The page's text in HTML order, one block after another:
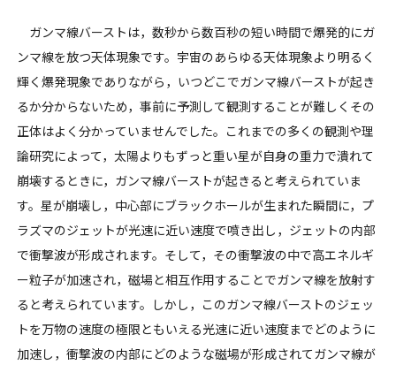
ガンマ線バーストは，数秒から数百秒の短い時間で爆発的にガ
ンマ線を放つ天体現象です。宇宙のあらゆる天体現象より明るく
輝く爆発現象でありながら，いつどこでガンマ線バーストが起き
るか分からないため，事前に予測して観測することが難しくその
正体はよく分かっていませんでした。これまでの多くの観測や理
論研究によって，太陽よりもずっと重い星が自身の重力で潰れて
崩壊するときに，ガンマ線バーストが起きると考えられていま
す。星が崩壊し，中心部にブラックホールが生まれた瞬間に，プ
ラズマのジェットが光速に近い速度で噴き出し，ジェットの内部
で衝撃波が形成されます。そして，その衝撃波の中で高エネルギ
ー粒子が加速され，磁場と相互作用することでガンマ線を放射す
ると考えられています。しかし，このガンマ線バーストのジェッ
トを万物の速度の極限ともいえる光速に近い速度までどのように
加速し，衝撃波の内部にどのような磁場が形成されてガンマ線が